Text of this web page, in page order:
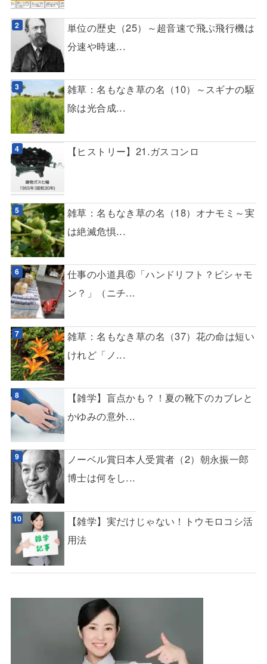
単位の歴史（25）～超音速で飛ぶ飛行機は
分速や時速...
雑草：名もなき草の名（10）～スギナの駆
除は光合成...
【ヒストリー】21.ガスコンロ
雑草：名もなき草の名（18）オナモミ～実
は絶滅危惧...
仕事の小道具⑥「ハンドリフト？ビシャモ
ン？」（ニチ...
雑草：名もなき草の名（37）花の命は短い
けれど「ノ...
【雑学】盲点かも？！夏の靴下のカブレと
かゆみの意外...
ノーベル賞日本人受賞者（2）朝永振一郎
博士は何をし...
【雑学】実だけじゃない！トウモロコシ活
用法